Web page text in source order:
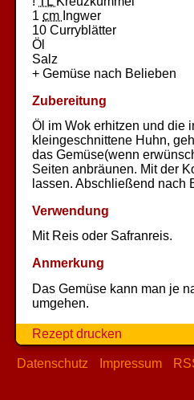
1 cm Ingwer
10 Curryblätter
Öl
Salz
+ Gemüse nach Belieben
Zubereitung
Öl im Wok erhitzen und die
kleingeschnittene Huhn,
das Gemüse(wenn
Seiten anbräunen. Mit der
lassen. Abschließend nach
Verwendung
Mit Reis oder Safranreis.
Anmerkung
Das Gemüse kann man je
umgehen.
Rezept drucken
Datenschutz Impressum